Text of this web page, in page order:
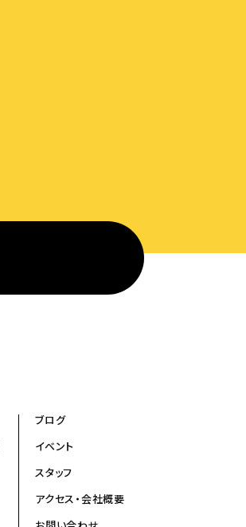
ブログ
イベント
スタッフ
アクセス・会社概要